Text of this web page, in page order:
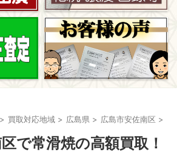
> 買取対応地域 > 広島県 > 広島市安佐南区 >
で常滑焼の高額買取！